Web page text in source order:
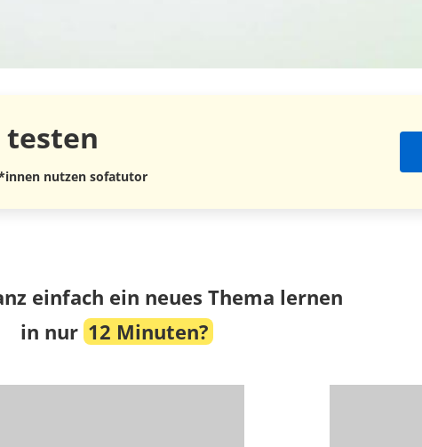
testen
nutzen sofatutor
einfach ein neues Thema lernen
in nur 12 Minuten?